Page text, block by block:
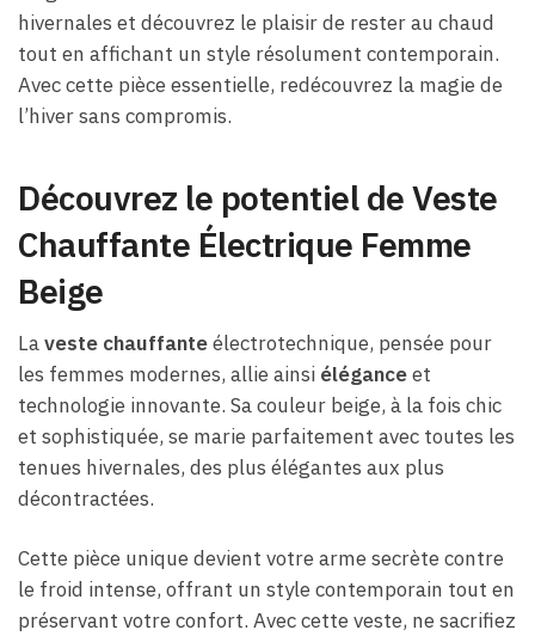
hivernales et découvrez le plaisir de rester au chaud
tout en affichant un style résolument contemporain.
Avec cette pièce essentielle, redécouvrez la magie de
l’hiver sans compromis.
Découvrez le potentiel de Veste
Chauffante Électrique Femme
Beige
Laveste chauffanteélectrotechnique, pensée pour
les femmes modernes, allie ainsi éléganceet
technologie innovante. Sa couleur beige, à la fois chic
et sophistiquée, se marie parfaitement avec toutes les
tenues hivernales, des plus élégantes aux plus
décontractées.
Cette pièce unique devient votre arme secrète contre
le froid intense, offrant un style contemporain tout en
préservant votre confort. Avec cette veste, ne sacrifiez